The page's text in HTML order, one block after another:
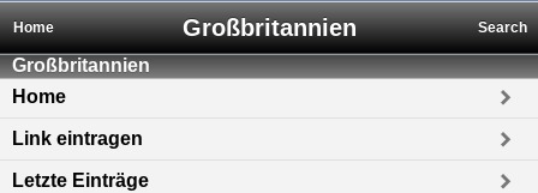
Großbritannien
Home Search
Großbritannien
Home
Link eintragen
Letzte Einträge